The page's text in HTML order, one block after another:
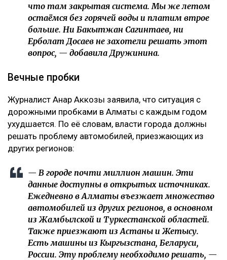
что там закрытая система. Мы же летом
остаёмся без горячей воды и платим втрое
больше. Ни Бакытжан Сагинтаев, ни
Ерболат Досаев не захотели решать этот
вопрос, — добавила Дружинина.
Вечные пробки
Журналист Анар Аккозы заявила, что ситуация с
дорожными пробками в Алматы с каждым годом
ухудшается. По её словам, власти города должны
решать проблему автомобилей, приезжающих из
других регионов:
— В городе почти миллион машин. Эти
данные доступны в открытых источниках.
Ежедневно в Алматы въезжает множество
автомобилей из других регионов, в основном
из Жамбылской и Туркестанской областей.
Также приезжают из Астаны и Жетысу.
Есть машины из Кыргызстана, Беларуси,
России. Эту проблему необходимо решать, —